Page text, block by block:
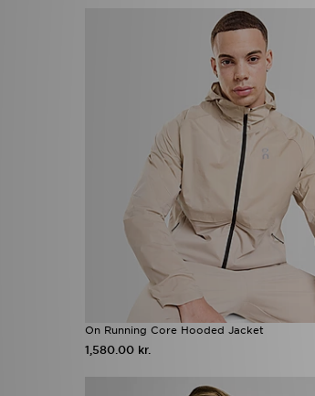
On Running Core Hooded Jacket
1,580.00 kr.